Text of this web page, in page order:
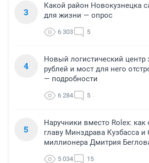
3
Какой район Новокузнецка
для жизни — опрос
6 303 5
4
Новый логистический центр
рублей и мост для него
— подробности
6 284 5
5
Наручники вместо Rolex: как
главу Минздрава Кузбасса
миллионера Дмитрия
5 034 15